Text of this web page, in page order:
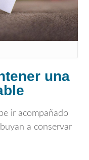
una
ir acompañado
a conservar